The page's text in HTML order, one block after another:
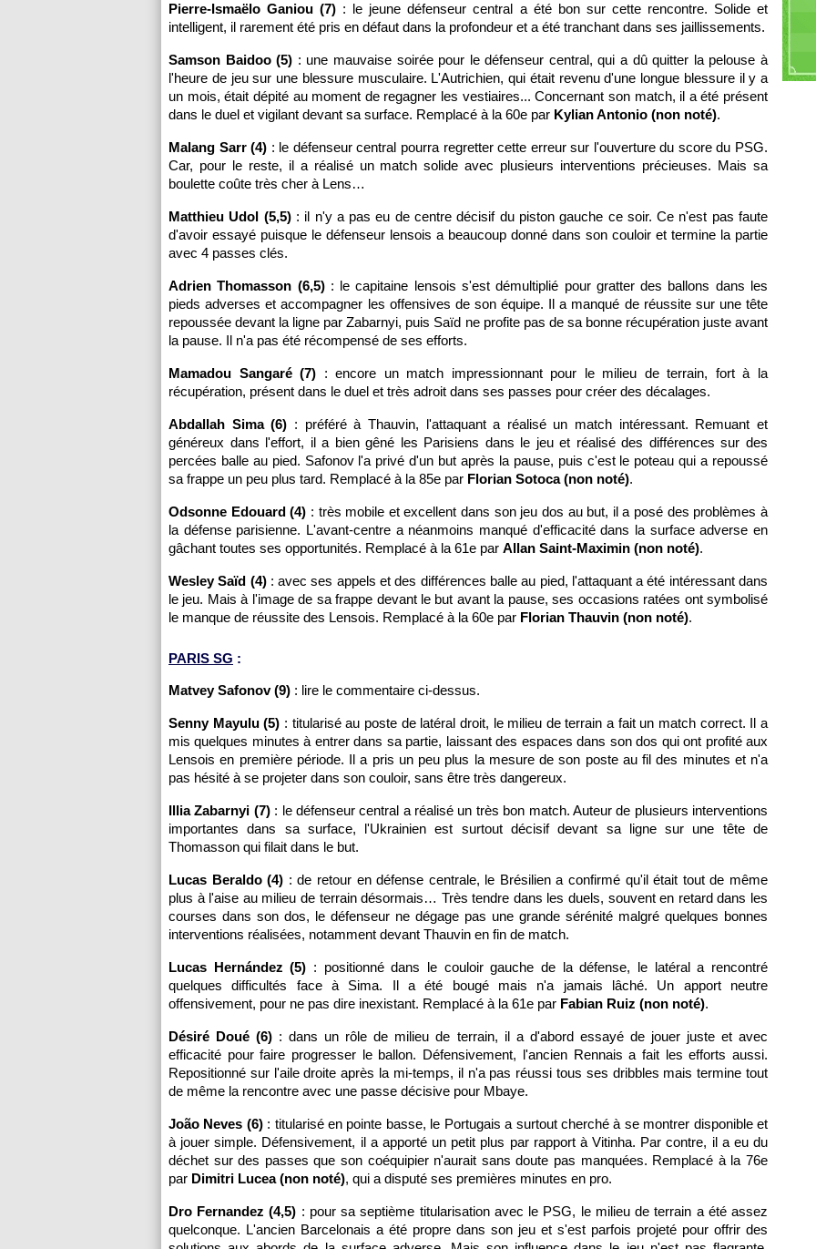
Pierre-Ismaëlo Ganiou (7) : le jeune défenseur central a été bon sur cette rencontre. Solide et
intelligent, il rarement été pris en défaut dans la profondeur et a été tranchant dans ses jaillissements.
Samson Baidoo (5) : une mauvaise soirée pour le défenseur central, qui a dû quitter la pelouse à
l'heure de jeu sur une blessure musculaire. L'Autrichien, qui était revenu d'une longue blessure il y a
un mois, était dépité au moment de regagner les vestiaires... Concernant son match, il a été présent
dans le duel et vigilant devant sa surface. Remplacé à la 60e par Kylian Antonio (non noté).
Malang Sarr (4) : le défenseur central pourra regretter cette erreur sur l'ouverture du score du PSG.
Car, pour le reste, il a réalisé un match solide avec plusieurs interventions précieuses. Mais sa
boulette coûte très cher à Lens…
Matthieu Udol (5,5): il n'y a pas eu de centre décisif du piston gauche ce soir. Ce n'est pas faute
d'avoir essayé puisque le défenseur lensois a beaucoup donné dans son couloir et termine la partie
avec 4 passes clés.
Adrien Thomasson (6,5): le capitaine lensois s'est démultiplié pour gratter des ballons dans les
pieds adverses et accompagner les offensives de son équipe. Il a manqué de réussite sur une tête
repoussée devant la ligne par Zabarnyi, puis Saïd ne profite pas de sa bonne récupération juste avant
la pause. Il n'a pas été récompensé de ses efforts.
Mamadou Sangaré (7) : encore un match impressionnant pour le milieu de terrain, fort à la
récupération, présent dans le duel et très adroit dans ses passes pour créer des décalages.
Abdallah Sima (6) : préféré à Thauvin, l'attaquant a réalisé un match intéressant. Remuant et
généreux dans l'effort, il a bien gêné les Parisiens dans le jeu et réalisé des différences sur des
percées balle au pied. Safonov l'a privé d'un but après la pause, puis c'est le poteau qui a repoussé
sa frappe un peu plus tard. Remplacé à la 85e par Florian Sotoca (non noté).
Odsonne Edouard (4) : très mobile et excellent dans son jeu dos au but, il a posé des problèmes à
la défense parisienne. L'avant-centre a néanmoins manqué d'efficacité dans la surface adverse en
gâchant toutes ses opportunités. Remplacé à la 61e par Allan Saint-Maximin (non noté).
Wesley Saïd (4): avec ses appels et des différences balle au pied, l'attaquant a été intéressant dans
le jeu. Mais à l'image de sa frappe devant le but avant la pause, ses occasions ratées ont symbolisé
le manque de réussite des Lensois. Remplacé à la 60e par Florian Thauvin (non noté).
PARIS SG :
Matvey Safonov (9) : lire le commentaire ci-dessus.
Senny Mayulu (5) : titularisé au poste de latéral droit, le milieu de terrain a fait un match correct. Il a
mis quelques minutes à entrer dans sa partie, laissant des espaces dans son dos qui ont profité aux
Lensois en première période. Il a pris un peu plus la mesure de son poste au fil des minutes et n'a
pas hésité à se projeter dans son couloir, sans être très dangereux.
Illia Zabarnyi (7): le défenseur central a réalisé un très bon match. Auteur de plusieurs interventions
importantes dans sa surface, l'Ukrainien est surtout décisif devant sa ligne sur une tête de
Thomasson qui filait dans le but.
Lucas Beraldo (4) : de retour en défense centrale, le Brésilien a confirmé qu'il était tout de même
plus à l'aise au milieu de terrain désormais… Très tendre dans les duels, souvent en retard dans les
courses dans son dos, le défenseur ne dégage pas une grande sérénité malgré quelques bonnes
interventions réalisées, notamment devant Thauvin en fin de match.
Lucas Hernández (5) : positionné dans le couloir gauche de la défense, le latéral a rencontré
quelques difficultés face à Sima. Il a été bougé mais n'a jamais lâché. Un apport neutre
offensivement, pour ne pas dire inexistant. Remplacé à la 61e par Fabian Ruiz (non noté).
Désiré Doué (6) : dans un rôle de milieu de terrain, il a d'abord essayé de jouer juste et avec
efficacité pour faire progresser le ballon. Défensivement, l'ancien Rennais a fait les efforts aussi.
Repositionné sur l'aile droite après la mi-temps, il n'a pas réussi tous ses dribbles mais termine tout
de même la rencontre avec une passe décisive pour Mbaye.
João Neves (6): titularisé en pointe basse, le Portugais a surtout cherché à se montrer disponible et
à jouer simple. Défensivement, il a apporté un petit plus par rapport à Vitinha. Par contre, il a eu du
déchet sur des passes que son coéquipier n'aurait sans doute pas manquées. Remplacé à la 76e
par Dimitri Lucea (non noté), qui a disputé ses premières minutes en pro.
Dro Fernandez (4,5) : pour sa septième titularisation avec le PSG, le milieu de terrain a été assez
quelconque. L'ancien Barcelonais a été propre dans son jeu et s'est parfois projeté pour offrir des